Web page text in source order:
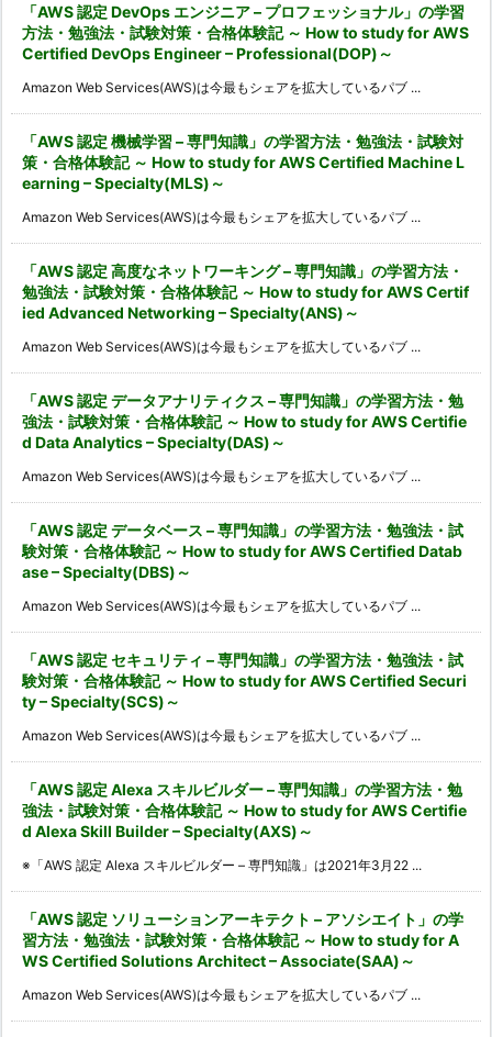
「AWS 認定 DevOps エンジニア – プロフェッショナル」の学習
方法・勉強法・試験対策・合格体験記 ～ How to study for AWS
Certified DevOps Engineer – Professional(DOP)～
Amazon Web Services(AWS)は今最もシェアを拡大しているパブ ...
「AWS 認定 機械学習 – 専門知識」の学習方法・勉強法・試験対
策・合格体験記 ～ How to study for AWS Certified Machine L
earning – Specialty(MLS)～
Amazon Web Services(AWS)は今最もシェアを拡大しているパブ ...
「AWS 認定 高度なネットワーキング – 専門知識」の学習方法・
勉強法・試験対策・合格体験記 ～ How to study for AWS Certif
ied Advanced Networking – Specialty(ANS)～
Amazon Web Services(AWS)は今最もシェアを拡大しているパブ ...
「AWS 認定 データアナリティクス – 専門知識」の学習方法・勉
強法・試験対策・合格体験記 ～ How to study for AWS Certifie
d Data Analytics – Specialty(DAS)～
Amazon Web Services(AWS)は今最もシェアを拡大しているパブ ...
「AWS 認定 データベース – 専門知識」の学習方法・勉強法・試
験対策・合格体験記 ～ How to study for AWS Certified Datab
ase – Specialty(DBS)～
Amazon Web Services(AWS)は今最もシェアを拡大しているパブ ...
「AWS 認定 セキュリティ – 専門知識」の学習方法・勉強法・試
験対策・合格体験記 ～ How to study for AWS Certified Securi
ty – Specialty(SCS)～
Amazon Web Services(AWS)は今最もシェアを拡大しているパブ ...
「AWS 認定 Alexa スキルビルダー – 専門知識」の学習方法・勉
強法・試験対策・合格体験記 ～ How to study for AWS Certifie
d Alexa Skill Builder – Specialty(AXS)～
※「AWS 認定 Alexa スキルビルダー – 専門知識」は2021年3月22 ...
「AWS 認定 ソリューションアーキテクト – アソシエイト」の学
習方法・勉強法・試験対策・合格体験記 ～ How to study for A
WS Certified Solutions Architect – Associate(SAA)～
Amazon Web Services(AWS)は今最もシェアを拡大しているパブ ...